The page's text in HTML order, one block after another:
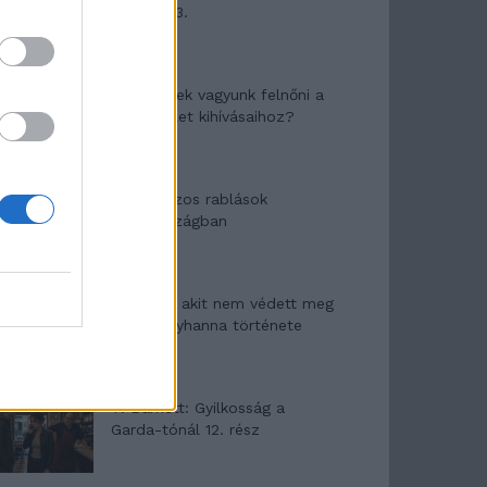
mítosza 3.
Képtelenek vagyunk felnőni a
felnőtt élet kihívásaihoz?
Altatógázos rablások
Olaszországban
A kislány, akit nem védett meg
senki – Lyhanna története
T. Barnett: Gyilkosság a
Garda-tónál 12. rész